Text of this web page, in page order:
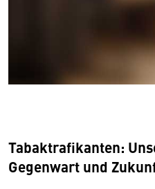
Tabaktrafikanten:
Gegenwart und
Wir benötigen
Hier würden wir Ihnen